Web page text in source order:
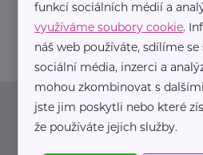
funkcí sociálních médií a
využíváme soubory cookie.
náš web používáte, sdílíme
sociální média, inzerci a
mohou zkombinovat s
jste jim poskytli nebo které
že používáte jejich služby.